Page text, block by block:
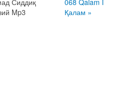
Сиддиқ
Mp3
068 Qalam I
Қалам »